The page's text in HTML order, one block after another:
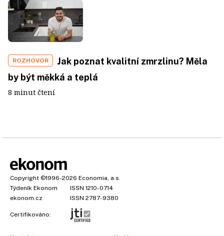
ROZHOVOR
Jak poznat kvalitní zmrzlinu? Měla
by být měkká a teplá
8 minut čtení
Copyright ©1996-2026 Economia, a.s.
Týdeník Ekonom
ISSN 1210-0714
ekonom.cz
ISSN 2787-9380
Certifikováno: